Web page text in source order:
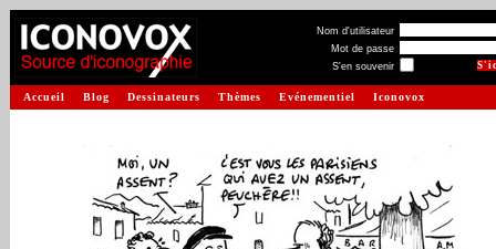
Nom d'utilisateur
Mot de passe
S'en souvenir
Accueil Blog Dessinateurs Thèmes Evénementiel Iconovox